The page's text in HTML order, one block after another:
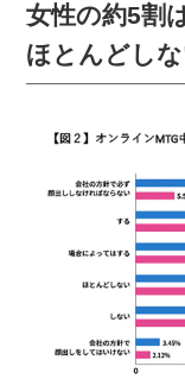
女性の約5割
ほとんどし